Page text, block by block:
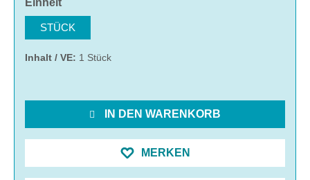
Einheit
STÜCK
Inhalt / VE: 1 Stück
IN DEN WARENKORB
MERKEN